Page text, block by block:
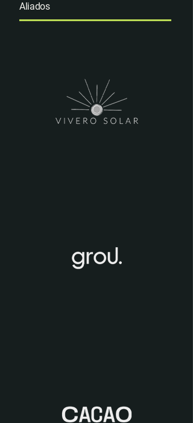
Aliados